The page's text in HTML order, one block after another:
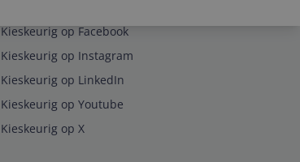
Kieskeurig op Facebook
Kieskeurig op Instagram
Kieskeurig op LinkedIn
Kieskeurig op Youtube
Kieskeurig op X